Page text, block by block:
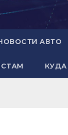
АВТО